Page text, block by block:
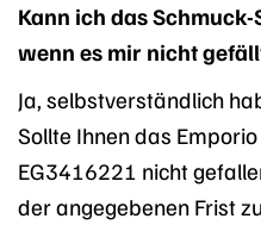
Kann ich das
wenn es mir nicht
Ja, selbstverständlich
Sollte Ihnen das
EG3416221 nicht
der angegebenen Frist